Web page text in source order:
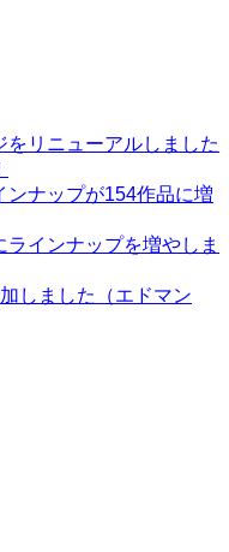
をリニューアルしました
ナップが154作品に増
インナップを増やしま
しました（エドマン